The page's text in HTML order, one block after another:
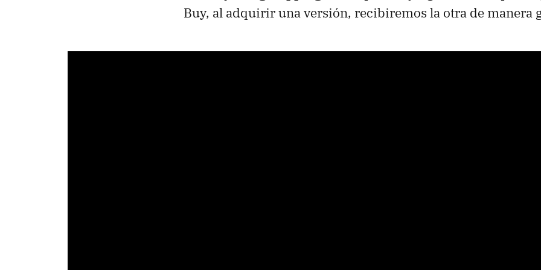
Buy, al adquirir una versión, recibiremos la otra de manera